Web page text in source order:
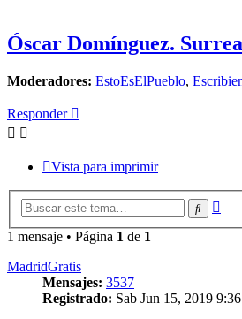
Óscar Domínguez.
Moderadores: EstoEsElPueblo,
Responder
Vista para imprimir
Buscar
1 mensaje • Página 1 de 1
MadridGratis
Mensajes: 3537
Registrado: Sab Jun 15, 2019